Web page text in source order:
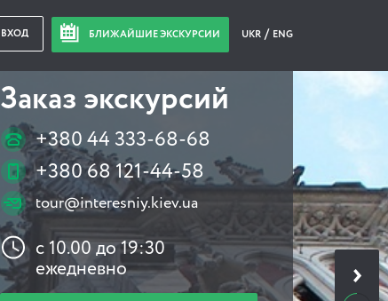
ВХОД БЛИЖАЙШИЕ ЭКСКУРСИИ UKR ENG
Заказ экскурсий
+380 44 333-68-68
+380 68 121-44-58
tour@interesniy.kiev.ua
с 10.00 до 19:30
ежедневно